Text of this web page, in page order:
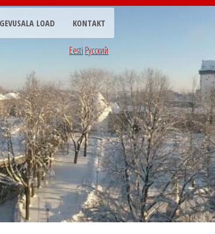
Eesti Русский
LOAD KONTAKT